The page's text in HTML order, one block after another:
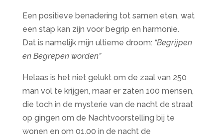
Een positieve benadering tot samen eten, wat
een stap kan zijn voor begrip en harmonie.
Dat is namelijk mijn ultieme droom: “Begrijpen
en Begrepen worden”
Helaas is het niet gelukt om de zaal van 250
man vol te krijgen, maar er zaten 100 mensen,
die toch in de mysterie van de nacht de straat
op gingen om de Nachtvoorstelling bij te
wonen en om 01.00 in de nacht de